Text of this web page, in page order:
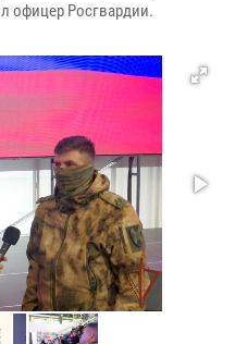
офицер Росгвардии.